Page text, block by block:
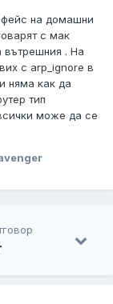
на домашни
с мак
вътрешния . На
с arp_ignore в
няма как да
тип
може да се